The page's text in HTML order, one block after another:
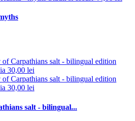
salt - bilingual...